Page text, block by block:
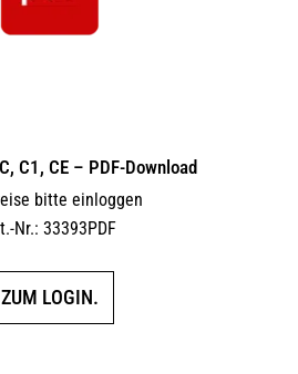
C1, CE – PDF-Download
bitte einloggen
Nr.: 33393PDF
ZUM LOGIN.